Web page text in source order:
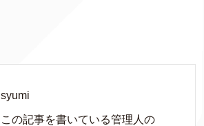
syumi
この記事を書いている管理人の